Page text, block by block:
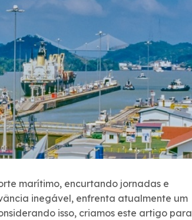
marítimo, encurtando jornadas e
inegável, enfrenta atualmente um
isso, criamos este artigo para